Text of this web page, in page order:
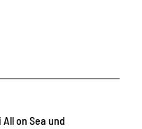
on Sea und